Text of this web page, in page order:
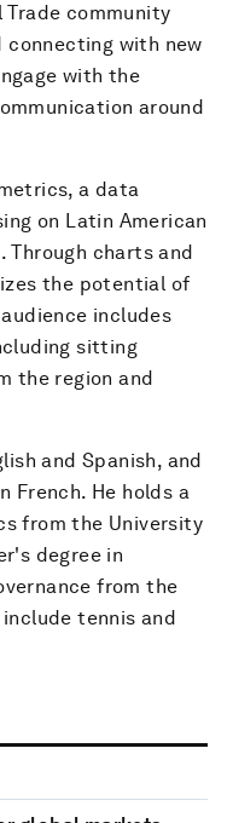
Trade community
with new
with the
around
a data
on Latin American
charts and
the potential of
includes
sitting
the region and
and Spanish, and
French. He holds a
from the University
degree in
from the
tennis and